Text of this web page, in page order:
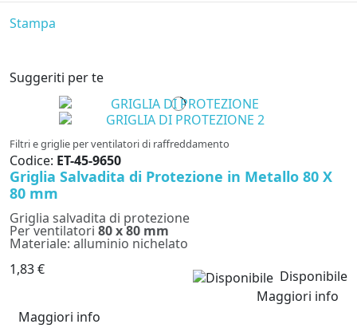
Stampa
Suggeriti per te
Filtri e griglie per ventilatori di raffreddamento
Codice: ET-45-9650
Griglia Salvadita di Protezione in Metallo 80 X
80 mm
Griglia salvadita di protezione
Per ventilatori 80 x 80 mm
Materiale: alluminio nichelato
1,83 €
Disponibile
Maggiori info
Maggiori info